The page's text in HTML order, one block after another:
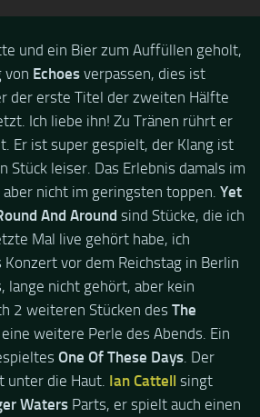
und ein Bier zum Auffüllen geholt,
von Echoes verpassen, dies ist
der erste Titel der zweiten Hälfte
Ich liebe ihn! Zu Tränen rührt er
Er ist super gespielt, der Klang ist
Stück leiser. Das Erlebnis damals im
nicht im geringsten toppen. Yet
And Around sind Stücke, die ich
Mal live gehört habe, ich
Konzert vor dem Reichstag in Berlin
lange nicht gehört, aber kein
2 weiteren Stücken des The
weitere Perle des Abends. Ein
One Of These Days . Der
unter die Haut. Ian Cattell singt
Waters Parts, er spielt auch einen